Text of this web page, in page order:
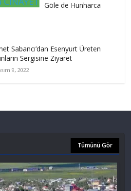
Göle de Hunharca
Sabancı’dan Esenyurt Üreten
Sergisine Ziyaret
9, 2022
Tümünü Gör